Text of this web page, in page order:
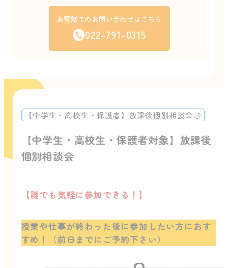
お電話でのお問い合わせはこちら
022-791-0315
【中学生・高校生・保護者対象】放課後
個別相談会
【中学生・高校生・保護者】放課後個別相談会🌙
【誰でも気軽に参加できる！】
授業や仕事が終わった後に参加したい方におす
すめ！（前日までにご予約下さい）